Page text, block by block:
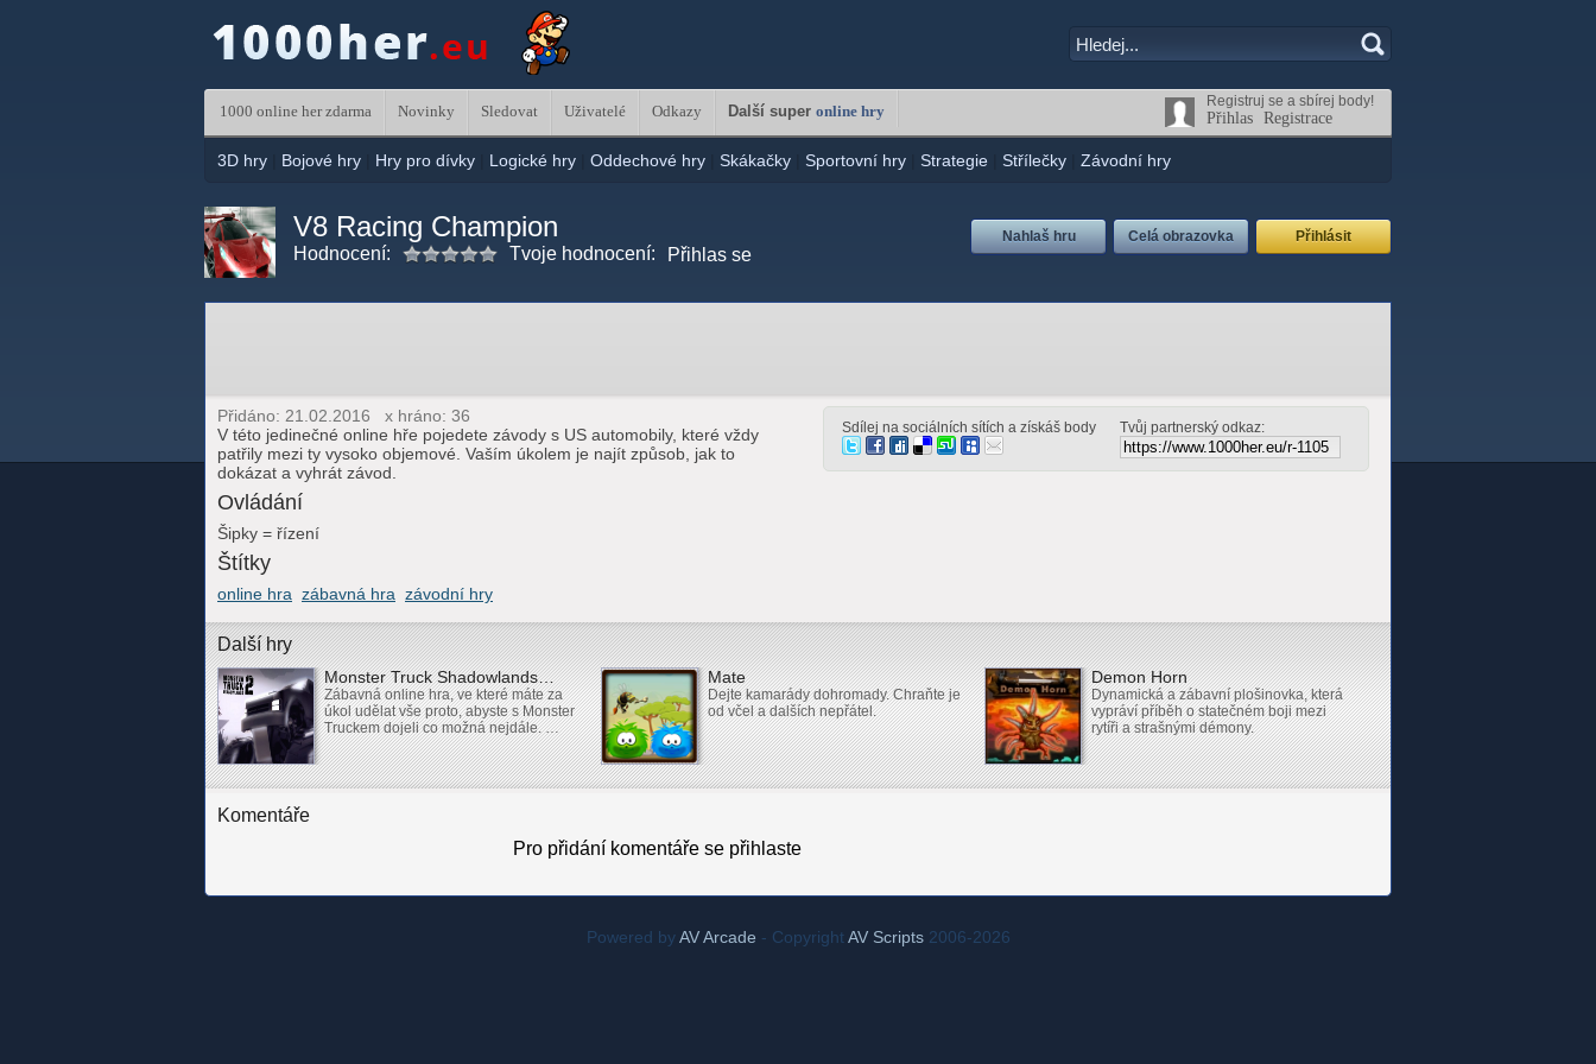
1000 online her zdarma Novinky Sledovat Uživatelé Odkazy Další super online hry
Registruj se a sbírej body!
Přihlas Registrace
3D hry Bojové hry Hry pro dívky Logické hry Oddechové hry Skákačky Sportovní hry Strategie Střílečky Závodní hry
V8 Racing Champion
Hodnocení: Tvoje hodnocení: Přihlas se
Přihlásit
Celá obrazovka
Nahlaš hru
Přidáno: 21.02.2016 x hráno: 36
V této jedinečné online hře pojedete závody s US automobily, které vždy
patřily mezi ty vysoko objemové. Vaším úkolem je najít způsob, jak to
dokázat a vyhrát závod.
Ovládání
Šipky = řízení
Štítky
online hra zábavná hra závodní hry
Sdílej na sociálních sítích a získáš body Tvůj partnerský odkaz:
Další hry
Monster Truck Shadowlands…
Zábavná online hra, ve které máte za
úkol udělat vše proto, abyste s Monster
Truckem dojeli co možná nejdále. …
Mate
Dejte kamarády dohromady. Chraňte je
od včel a dalších nepřátel.
Demon Horn
Dynamická a zábavní plošinovka, která
vypráví příběh o statečném boji mezi
rytíři a strašnými démony.
Komentáře
Pro přidání komentáře se přihlaste
Powered byAV Arcade - CopyrightAV Scripts2006-2026